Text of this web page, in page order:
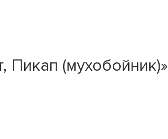
(мухобойник)»